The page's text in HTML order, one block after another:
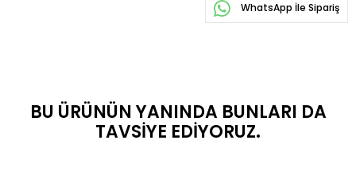
WhatsApp İle Sipariş
BU ÜRÜNÜN YANINDA BUNLARI DA
TAVSIYE EDIYORUZ.